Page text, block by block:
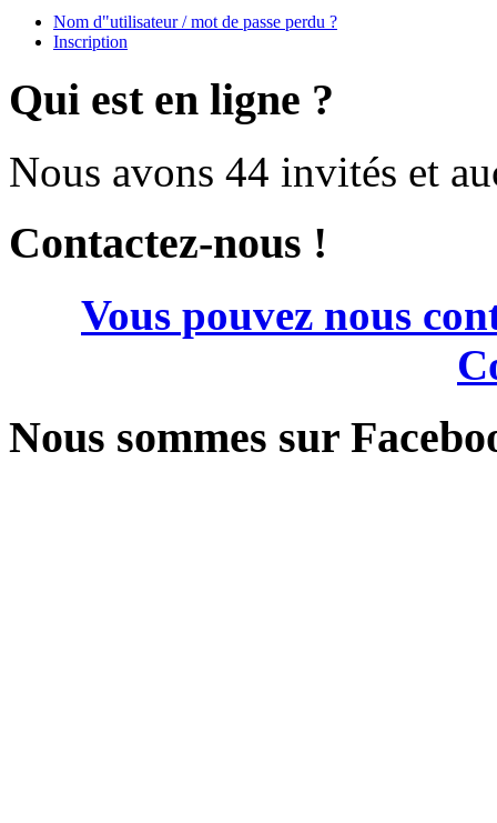
Nom d"utilisateur / mot de passe perdu ?
Inscription
Qui est en ligne ?
Nous avons 44 invités et
Contactez-nous !
Vous pouvez nous
Nous sommes sur